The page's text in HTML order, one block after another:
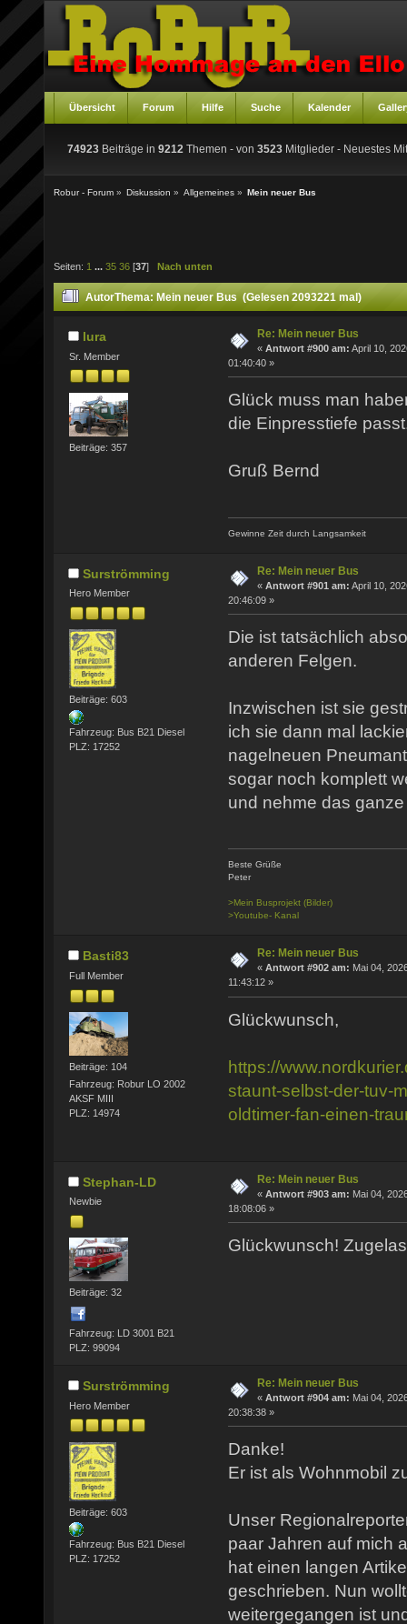
Übersicht Forum Hilfe Suche Kalender
74923 Beiträge in 9212 Themen - von 3523 Mitglieder - Neuestes
Robur - Forum » Diskussion » Allgemeines » Mein neuer Bus
Seiten: 1 ... 35 36 [37] Nach unten
AutorThema: Mein neuer Bus (Gelesen 2093221 mal)
lura
Sr. Member
Beiträge: 357
Re: Mein neuer Bus
« Antwort #900 am: April 10,
01:40:40 »
Glück muss man
die Einpresstiefe
Gruß Bernd
Gewinne Zeit durch Langsamkeit
Surströmming
Hero Member
Beiträge: 603
Fahrzeug: Bus B21 Diesel
PLZ: 17252
Re: Mein neuer Bus
« Antwort #901 am: April 10,
20:46:09 »
Die ist tatsächlich
anderen Felgen.
Inzwischen ist sie
ich sie dann mal
nagelneuen
sogar noch komplett
und nehme das
Beste Grüße
Peter
>Mein Busprojekt (Bilder)
>Youtube- Kanal
Basti83
Full Member
Beiträge: 104
Fahrzeug: Robur LO 2002
AKSF MIII
PLZ: 14974
Re: Mein neuer Bus
« Antwort #902 am: Mai 04,
11:43:12 »
Glückwunsch,
https://
staunt-selbst-der-tuv-
oldtimer-fan-einen-
Stephan-LD
Newbie
Beiträge: 32
Fahrzeug: LD 3001 B21
PLZ: 99094
Re: Mein neuer Bus
« Antwort #903 am: Mai 04,
18:08:06 »
Glückwunsch!
Surströmming
Hero Member
Beiträge: 603
Fahrzeug: Bus B21 Diesel
PLZ: 17252
Re: Mein neuer Bus
« Antwort #904 am: Mai 04,
20:38:38 »
Danke!
Er ist als Wohnmobil
Unser
paar Jahren auf mich
hat einen langen
geschrieben. Nun
weitergegangen ist